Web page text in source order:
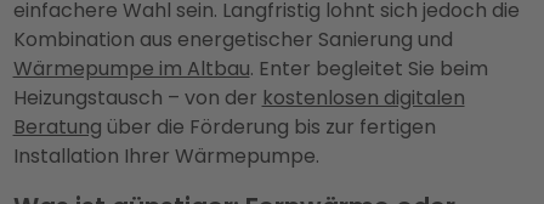
einfachere Wahl sein. Langfristig lohnt sich jedoch die
Kombination aus energetischer Sanierung und
Wärmepumpe im Altbau. Enter begleitet Sie beim
Heizungstausch – von der kostenlosen digitalen
Beratung über die Förderung bis zur fertigen
Installation Ihrer Wärmepumpe.